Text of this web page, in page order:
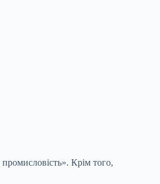
промисловість». Крім того,